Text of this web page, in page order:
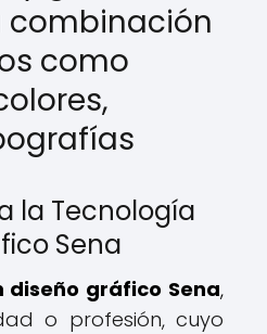
combinación
como
la Tecnología
Sena
diseño gráfico Sena,
o profesión, cuyo